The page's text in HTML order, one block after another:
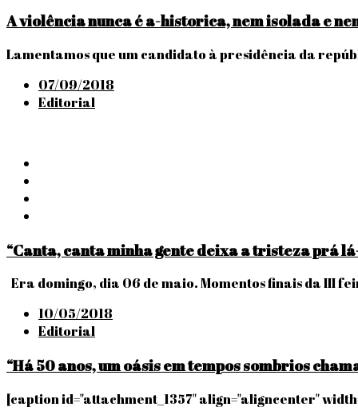
A violência nunca é a-historica, nem isolada e
Lamentamos que um candidato à presidência da
Posted
on
07/09/2018
Editorial
“Canta, canta minha gente deixa a tristeza prá
Era domingo, dia 06 de maio. Momentos finais da III
Posted
on
10/05/2018
Editorial
“Há 50 anos, um oásis em tempos sombrios
[caption id="attachment_1357" align="aligncenter"